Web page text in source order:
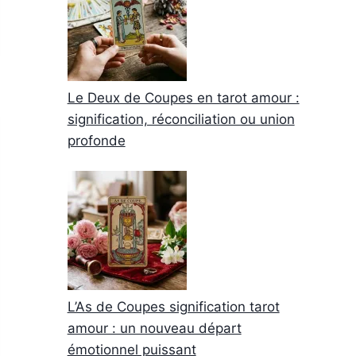
Le Deux de Coupes en tarot amour :
signification, réconciliation ou union
profonde
L’As de Coupes signification tarot
amour : un nouveau départ
émotionnel puissant